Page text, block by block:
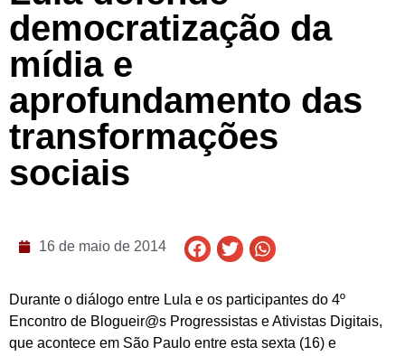
democratização da
mídia e
aprofundamento das
transformações
sociais
16 de maio de 2014
Durante o diálogo entre Lula e os participantes do 4º
Encontro de Blogueir@s Progressistas e Ativistas Digitais,
que acontece em São Paulo entre esta sexta (16) e